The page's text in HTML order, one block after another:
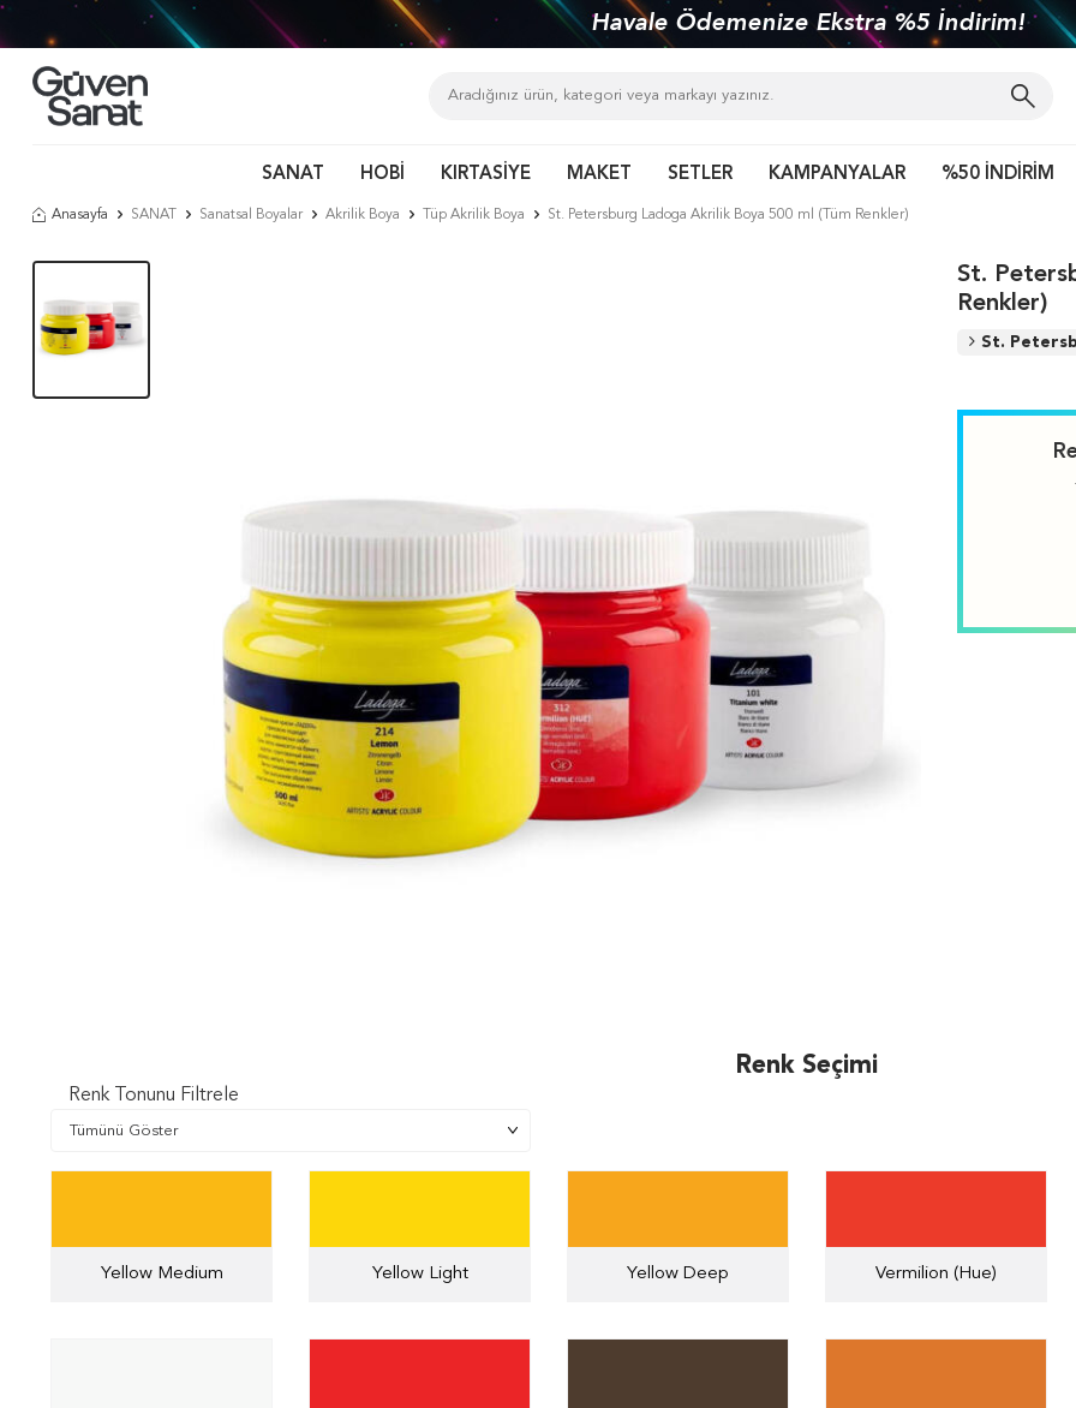
Havale Ödemenize Ekstra %5 İndirim!
SANAT HOBİ KIRTASİYE MAKET SETLER KAMPANYALAR %50 İNDİRİM
Anasayfa SANAT Sanatsal Boyalar Akrilik Boya Tüp Akrilik Boya St. Petersburg Ladoga Akrilik Boya 500 ml (Tüm Renkler)
St.
Renkler)
St.
Renk Seçimi
Renk Tonunu Filtrele
Yellow Medium Yellow Light Yellow Deep Vermilion (Hue)